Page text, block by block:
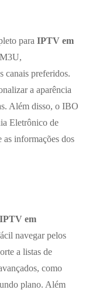
para IPTV em
canais preferidos.
a aparência
Além disso, o IBO
Eletrônico de
informações dos
IPTV em
navegar pelos
a listas de
como
plano. Além